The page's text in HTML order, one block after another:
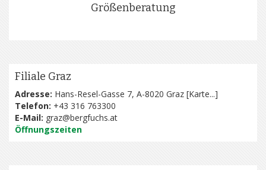
Größenberatung
Filiale Graz
Adresse: Hans-Resel-Gasse 7, A-8020 Graz [Karte...]
Telefon: +43 316 763300
E-Mail: graz@bergfuchs.at
Öffnungszeiten